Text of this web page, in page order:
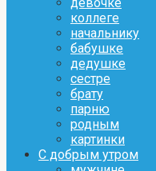
коллеге
начальнику
бабушке
дедушке
сестре
брату
парню
родным
картинки
С добрым утром